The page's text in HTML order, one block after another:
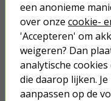
Veelgestelde vragen
Wat is
Chloorgranulaat is een
gebruikt om
houden. Het wordt
chloortabletten, omdat
verspreidt in het water.
een anonieme
over onze cookie-
'Accepteren' om
weigeren? Dan
analytische
die daarop lijken.
aanpassen op de